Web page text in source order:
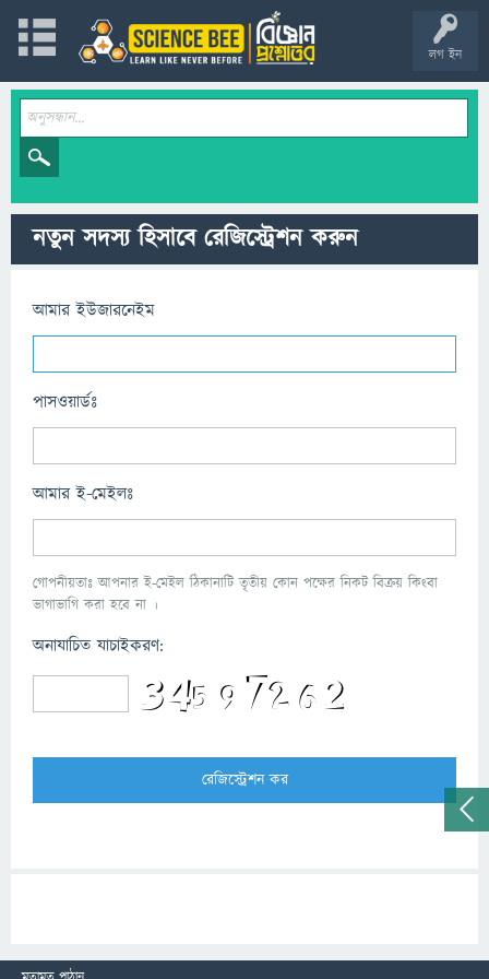
লগ ইন
নতুন সদস্য হিসাবে রেজিস্ট্রেশন করুন
আমার ইউজারনেইম
পাসওয়ার্ডঃ
আমার ই-মেইলঃ
গোপনীয়তাঃ আপনার ই-মেইল ঠিকানাটি তৃতীয় কোন পক্ষের নিকট বিক্রয় কিংবা
ভাগাভাগি করা হবে না ।
অনাযাচিত যাচাইকরণ: